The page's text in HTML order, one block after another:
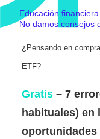
Educación
No damos consejos
¿Pensando en
ETF?
Gratis – 7
habituales) en
oportunidades